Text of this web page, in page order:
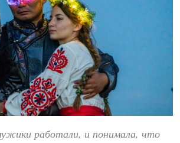
работали, и понимала, что